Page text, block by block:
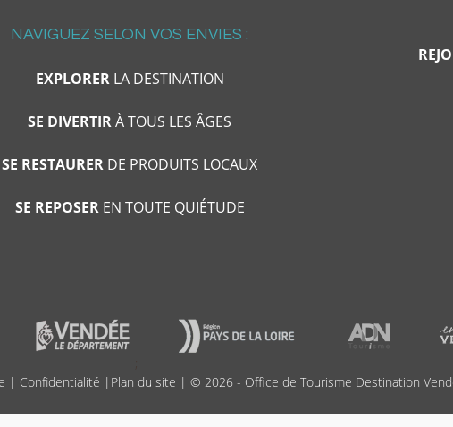
NAVIGUEZ SELON VOS ENVIES :
EXPLORERLA DESTINATION
SE DIVERTIRÀ TOUS LES ÂGES
SE RESTAURER DE PRODUITS LOCAUX
SE REPOSEREN TOUTE QUIÉTUDE
| Confidentialité | Plan du site | © 2026 - Office de Tourisme Destination